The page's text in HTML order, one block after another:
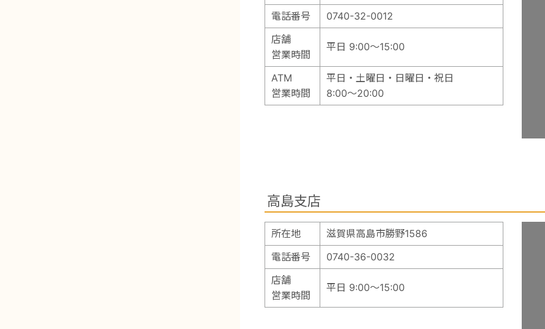
電話番号
0740-32-0012
店舗
営業時間
平日 9:00～15:00
ATM
営業時間
平日・土曜日・日曜日・祝日
8:00～20:00
高島支店
所在地
滋賀県高島市勝野1586
電話番号
0740-36-0032
店舗
営業時間
平日 9:00～15:00